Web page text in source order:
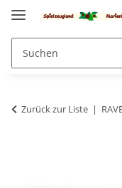
Zurück zur Liste